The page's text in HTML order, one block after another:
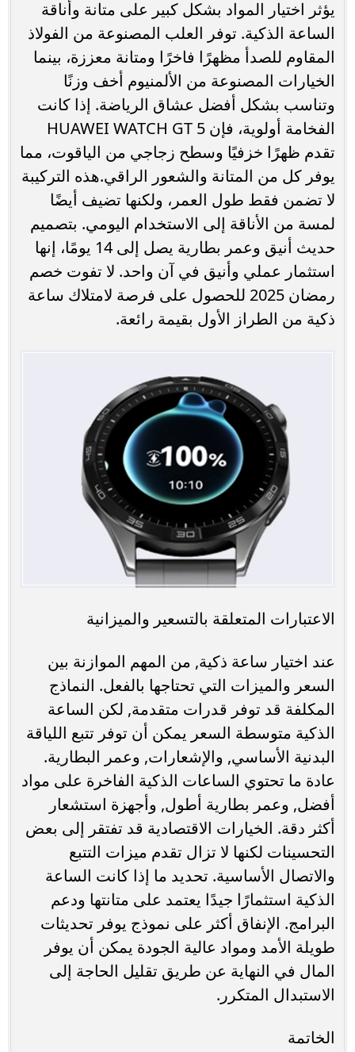
يؤثر اختيار المواد بشكل كبير على متانة وأناقة
الساعة الذكية. توفر العلب المصنوعة من الفولاذ
المقاوم للصدأ مظهرًا فاخرًا ومتانة معززة، بينما
الخيارات المصنوعة من الألمنيوم أخف وزنًا
وتناسب بشكل أفضل عشاق الرياضة. إذا كانت
الفخامة أولوية، فإن HUAWEI WATCH GT 5
تقدم ظهرًا خزفيًا وسطح زجاجي من الياقوت، مما
يوفر كل من المتانة والشعور الراقي.هذه التركيبة
لا تضمن فقط طول العمر، ولكنها تضيف أيضًا
لمسة من الأناقة إلى الاستخدام اليومي. بتصميم
حديث أنيق وعمر بطارية يصل إلى 14 يومًا، إنها
استثمار عملي وأنيق في آن واحد. لا تفوت خصم
رمضان 2025 للحصول على فرصة لامتلاك ساعة
ذكية من الطراز الأول بقيمة رائعة.
الاعتبارات المتعلقة بالتسعير والميزانية
عند اختيار ساعة ذكية, من المهم الموازنة بين
السعر والميزات التي تحتاجها بالفعل. النماذج
المكلفة قد توفر قدرات متقدمة, لكن الساعة
الذكية متوسطة السعر يمكن أن توفر تتبع اللياقة
البدنية الأساسي, والإشعارات, وعمر البطارية.
عادة ما تحتوي الساعات الذكية الفاخرة على مواد
أفضل, وعمر بطارية أطول, وأجهزة استشعار
أكثر دقة. الخيارات الاقتصادية قد تفتقر إلى بعض
التحسينات لكنها لا تزال تقدم ميزات التتبع
والاتصال الأساسية. تحديد ما إذا كانت الساعة
الذكية استثمارًا جيدًا يعتمد على متانتها ودعم
البرامج. الإنفاق أكثر على نموذج يوفر تحديثات
طويلة الأمد ومواد عالية الجودة يمكن أن يوفر
المال في النهاية عن طريق تقليل الحاجة إلى
الاستبدال المتكرر.
الخاتمة